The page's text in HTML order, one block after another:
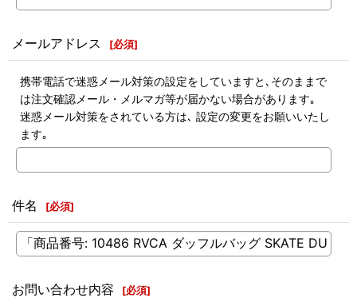
メールアドレス [必須]
携帯電話で迷惑メール対策の設定をしていますと､そのままで
は注文確認メール・メルマガ等が届かない場合があります｡
迷惑メール対策をされている方は､ 設定の変更をお願いいたし
ます｡
件名 [必須]
お問い合わせ内容 [必須]